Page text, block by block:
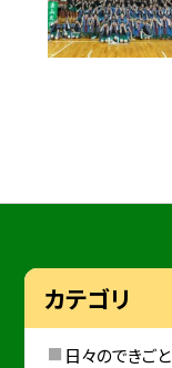
カテゴリ
日々のできごと